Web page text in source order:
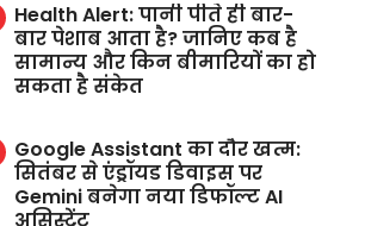
Health Alert: पानी पीते ही बार-
बार पेशाब आता है? जानिए कब है
सामान्य और किन बीमारियों का हो
सकता है संकेत
Google Assistant का दौर खत्म:
सितंबर से एंड्रॉयड डिवाइस पर
Gemini बनेगा नया डिफॉल्ट AI